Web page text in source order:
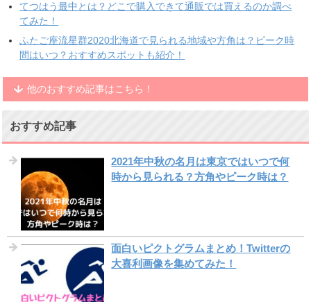
てつはう最中とは？どこで購入できて通販では買えるのか調べ
てみた！
ふたご座流星群2020北海道で見られる地域や方角は？ピーク時
間はいつ？おすすめスポットも紹介！
他のおすすめ記事はこちら！
おすすめ記事
2021年中秋の名月は東京ではいつで何
時から見られる？方角やピーク時は？
面白いピクトグラムまとめ！Twitterの
大喜利画像を集めてみた！